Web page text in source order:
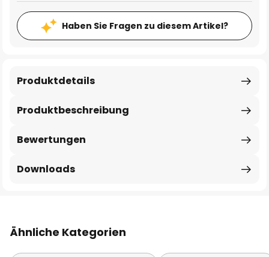
Haben Sie Fragen zu diesem Artikel?
Produktbeschreibung
Produktdetails
Bewertungen
Downloads
Ähnliche Kategorien